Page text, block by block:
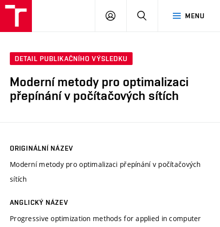
MENU
PŘIHLÁSIT
DETAIL PUBLIKAČNÍHO VÝSLEDKU
Moderní metody pro optimalizaci
přepínání v počítačových sítích
ORIGINÁLNÍ NÁZEV
Moderní metody pro optimalizaci přepínání v počítačových
sítích
ANGLICKÝ NÁZEV
Progressive optimization methods for applied in computer